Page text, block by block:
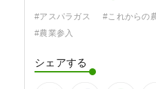
#アスパラガス #これからの
#農業参入
シェアする